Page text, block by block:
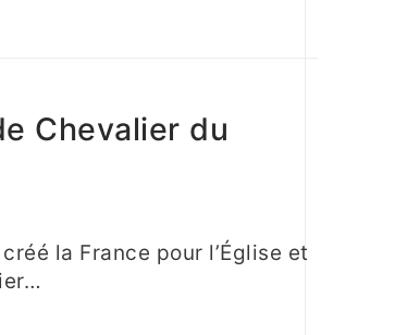
Chevalier du
la France pour l’Église et